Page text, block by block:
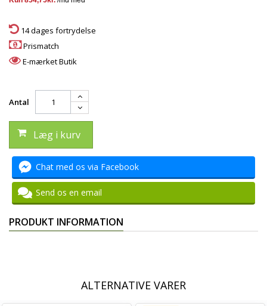
14 dages fortrydelse
Prismatch
E-mærket Butik
Antal
Læg i kurv
Chat med os via Facebook
Send os en email
PRODUKT INFORMATION
ALTERNATIVE VARER